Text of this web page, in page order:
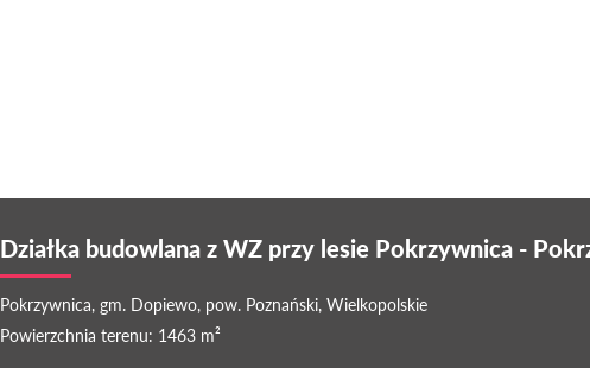
Działka budowlana z WZ przy lesie Pokrzywnica -
Pokrzywnica, gm. Dopiewo, pow. Poznański, Wielkopolskie
Powierzchnia terenu: 1463 m²